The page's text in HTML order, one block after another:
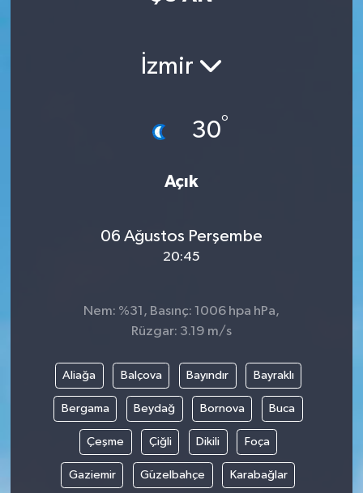
İzmir
30°
Açık
06 Ağustos Perşembe
20:45
Nem: %31, Basınç: 1006 hpa hPa,
Rüzgar: 3.19 m/s
Aliağa Balçova Bayındır Bayraklı
Bergama Beydağ Bornova Buca
Çeşme Çiğli Dikili Foça
Gaziemir Güzelbahçe Karabağlar
Gizlilik Sözleşmesi